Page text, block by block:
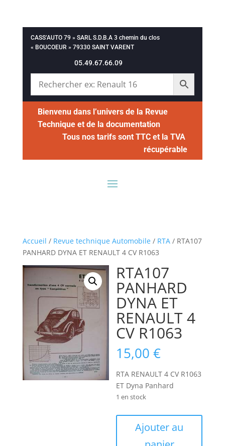
CASS’AUTO 79 » SARL S.D.B.A 3 chemin du clos
« BOUCOEUR » 79330 SAINT VARENT
05.49.67.66.09
Bienvenu dans l’univers de la Revue
Technique et de la documentation
Tous nos tarifs sont TTC et la TVA
récupérable
Accueil / Revue technique Automobile/ RTA/ RTA107
PANHARD DYNA ET RENAULT 4 CV R1063
RTA107
PANHARD
DYNA ET
RENAULT 4
CV R1063
15,00€
RTA RENAULT 4 CV R1063
ET Dyna Panhard
1 en stock
Ajouter au